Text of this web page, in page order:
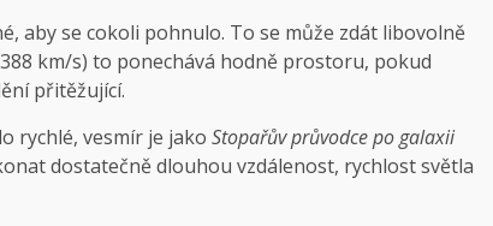
aby se cokoli pohnulo. To se může zdát libovolně
km/s) to ponechává hodně prostoru, pokud
přitěžující.
rychlé, vesmír je jako Stopařův průvodce po galaxii
dostatečně dlouhou vzdálenost, rychlost světla